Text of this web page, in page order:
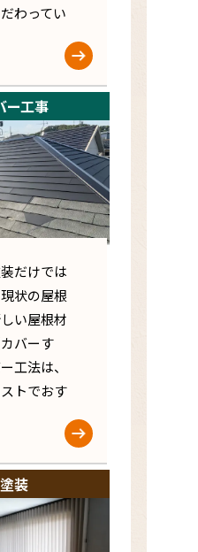
わってい
ー工事
だけでは
状の屋根
い屋根材
バーす
工法は、
トでおす
装